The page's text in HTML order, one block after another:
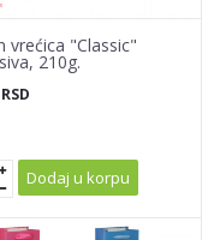
vrećica "Classic"
210g.
RSD
Dodaj u korpu